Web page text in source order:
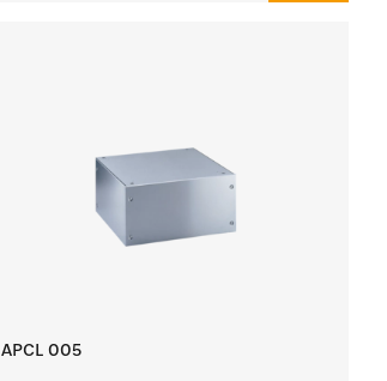
APCL 005